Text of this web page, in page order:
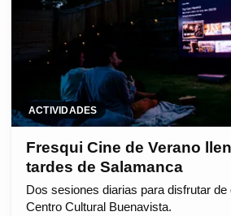
ACTIVIDADES
Fresqui Cine de Verano
tardes de Salamanca
Dos sesiones diarias para disfrutar de
Centro Cultural Buenavista.